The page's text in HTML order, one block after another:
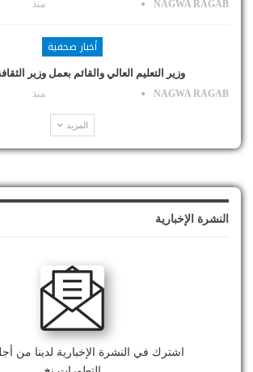
NAGWA RAGAB منذ
أخبار صحفية
وزير التعليم العالي والقائم بعمل وزير
NAGWA RAGAB منذ
المزيد
النشرة الإخبارية
اشترك في النشرة الإخبارية لدينا من